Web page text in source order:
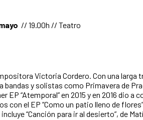
// 19.00h // Teatro
Victoria Cordero. Con una larga
bandas y solistas como Primavera de
EP “Atemporal” en 2015 y en 2016 dio a
con el EP “Como un patio lleno de
“Canción para ir al desierto”, de